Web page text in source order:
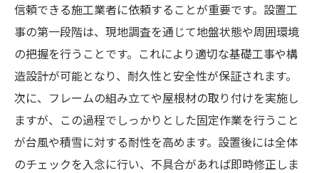
信頼できる施工業者に依頼することが重要です。設置工
事の第一段階は、現地調査を通じて地盤状態や周囲環境
の把握を行うことです。これにより適切な基礎工事や構
造設計が可能となり、耐久性と安全性が保証されます。
次に、フレームの組み立てや屋根材の取り付けを実施し
ますが、この過程でしっかりとした固定作業を行うこと
が台風や積雪に対する耐性を高めます。設置後には全体
のチェックを入念に行い、不具合があれば即時修正しま